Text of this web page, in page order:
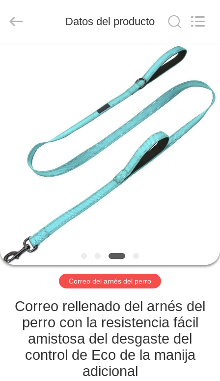
NOSOTROS
VIAJE
CONTROL
DE
CALIDAD
ÉNTRENOS
CONTACTO
CON
Reserved.
Developed
Datos del producto
Correo del arnés del perro
Correo rellenado del arnés del
perro con la resistencia fácil
amistosa del desgaste del
control de Eco de la manija
adicional